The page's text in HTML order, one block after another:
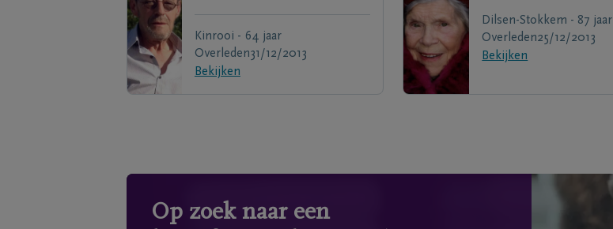
Kinrooi - 64 jaar
Overleden31/12/2013
Bekijken
Dilsen-Stokkem - 87 jaar
Overleden25/12/2013
Bekijken
Op zoek naar een